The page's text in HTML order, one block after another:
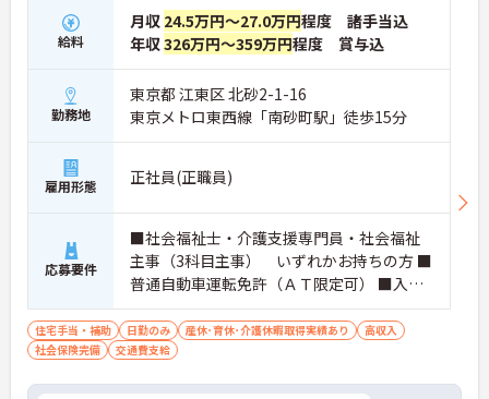
給料
月収 24.5万円～27.0万円程度 諸手当込
年収326万円～359万円程度 賞与込
勤務地
東京都 江東区 北砂2-1-16
東京メトロ東西線「南砂町駅」徒歩15分
雇用形態 正社員(正職員)
応募要件
■社会福祉士・介護支援専門員・社会福祉
主事（3科目主事） いずれかお持ちの方 ■
普通自動車運転免許（ＡＴ限定可） ■入所
施設での経験（相談業務の経験は不問）
住宅手当・補助 日勤のみ 産休･育休･介護休暇取得実績あり
高収入
社会保険完備
交通費支給